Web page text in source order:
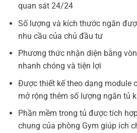
quan sát 24/24
Số lượng và kích thước ngăn
nhu cầu của chủ đầu tư
Phương thức nhận diện bằng
nhanh chóng và tiện lợi
Được thiết kế theo dạng module
mở rộng thêm số lượng ngăn tủ
Phần mềm trong tủ được tích
chung của phòng Gym giúp ích